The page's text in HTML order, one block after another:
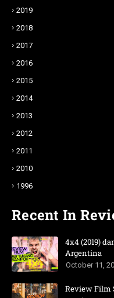
2019
2018
2017
2016
2015
2014
2013
2012
2011
2010
1996
Recent In
4x4 (2019)
Argentina
October 11,
Review Film